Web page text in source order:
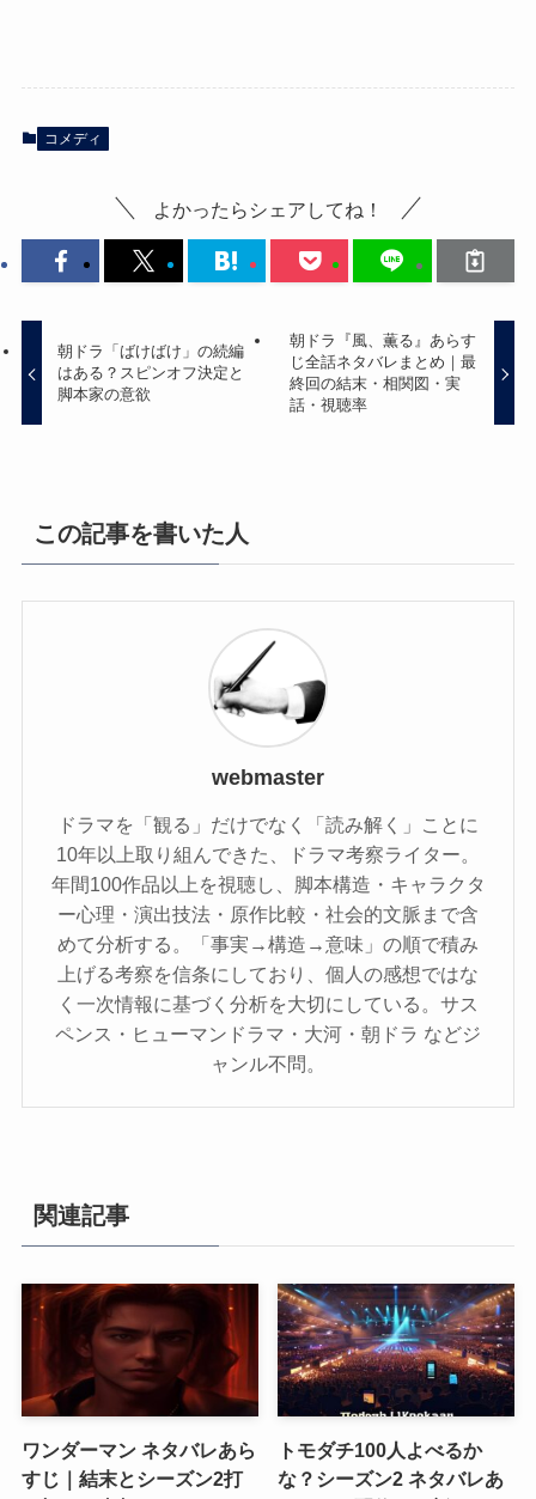
コメディ
よかったらシェアしてね！
朝ドラ「ばけばけ」の続編
はある？スピンオフ決定と
脚本家の意欲
朝ドラ『風、薫る』あらす
じ全話ネタバレまとめ｜最
終回の結末・相関図・実
話・視聴率
この記事を書いた人
webmaster
ドラマを「観る」だけでなく「読み解く」ことに
10年以上取り組んできた、ドラマ考察ライター。
年間100作品以上を視聴し、脚本構造・キャラクタ
ー心理・演出技法・原作比較・社会的文脈まで含
めて分析する。「事実→構造→意味」の順で積み
上げる考察を信条にしており、個人の感想ではな
く一次情報に基づく分析を大切にしている。サス
ペンス・ヒューマンドラマ・大河・朝ドラ などジ
ャンル不問。
関連記事
ワンダーマン ネタバレあら
すじ｜結末とシーズン2打
トモダチ100人よべるか
な？シーズン2 ネタバレあ